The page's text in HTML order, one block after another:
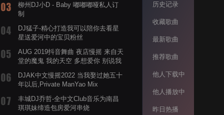
柳州DJ小D - Baby 嘟嘟嘟哑私人订
制
DJ猛子-精心打造我可以陪你去看星
星送爱河中的宝贝粉丝
AUG 2019抖音舞曲 夜店慢摇 来自天
堂的魔鬼 我的天空 多想爱你 别说我
DJAK中文慢摇2022 当我娶过她五十
年以后,Private ManYao Mix
丰城DJ乔哲-全中文Club音乐为南昌
琪琪妹缔造包房爱河串烧
历史记录
收藏歌曲
最新歌曲
推荐歌曲
他人下载中
他人播放中
昨日热播